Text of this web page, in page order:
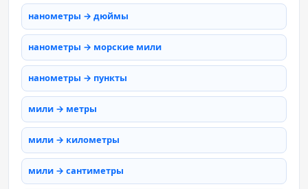
нанометры → дюймы
нанометры → морские мили
нанометры → пункты
мили → метры
мили → километры
мили → сантиметры